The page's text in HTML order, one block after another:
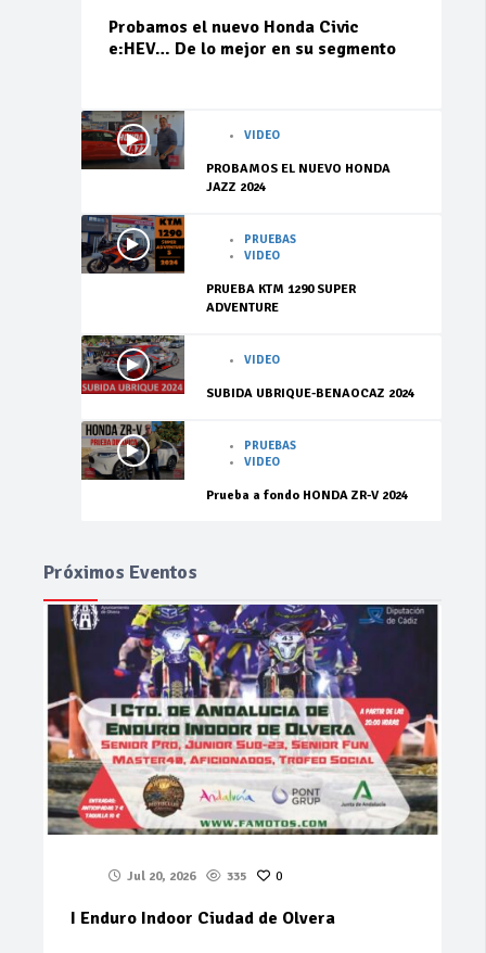
Probamos el nuevo Honda Civic
e:HEV… De lo mejor en su segmento
VIDEO
PROBAMOS EL NUEVO HONDA
JAZZ 2024
PRUEBAS
VIDEO
PRUEBA KTM 1290 SUPER
ADVENTURE
VIDEO
SUBIDA UBRIQUE-BENAOCAZ 2024
PRUEBAS
VIDEO
Prueba a fondo HONDA ZR-V 2024
Próximos Eventos
Jul 20, 2026 335 0
I Enduro Indoor Ciudad de Olvera